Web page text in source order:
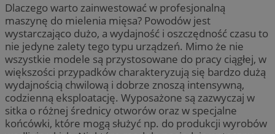
Dlaczego warto zainwestować w profesjonalną
maszynę do mielenia mięsa? Powodów jest
wystarczająco dużo, a wydajność i oszczędność czasu to
nie jedyne zalety tego typu urządzeń. Mimo że nie
wszystkie modele są przystosowane do pracy ciągłej, w
większości przypadków charakteryzują się bardzo dużą
wydajnością chwilową i dobrze znoszą intensywną,
codzienną eksploatację. Wyposażone są zazwyczaj w
sitka o różnej średnicy otworów oraz w specjalne
końcówki, które mogą służyć np. do produkcji wyrobów